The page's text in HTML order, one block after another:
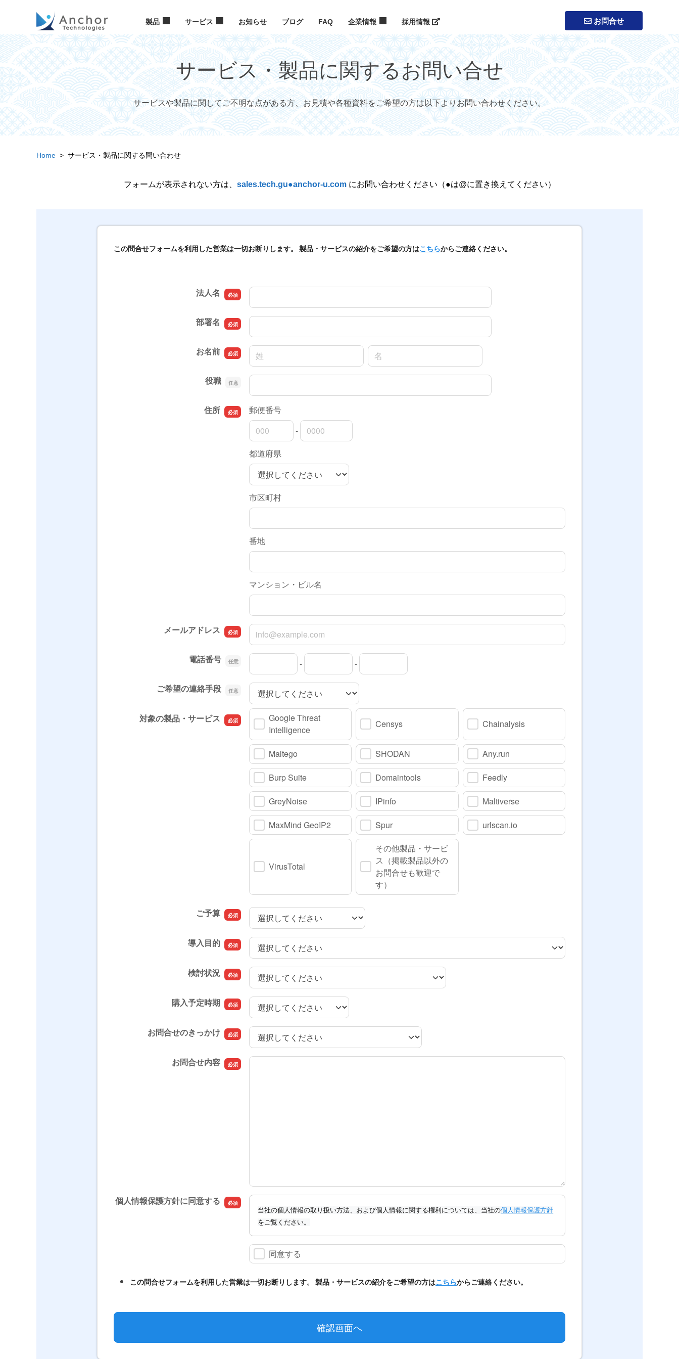
製品 サービス お知らせ ブログ FAQ 企業情報 採用情報 お問合せ
サービス・製品に関するお問い合せ
サービスや製品に関してご不明な点がある方、お見積や各種資料をご希望の方は以下よりお問い合わせください。
Home > サービス・製品に関する問い合わせ
フォームが表示されない方は、 sales.tech.gu●anchor-u.comにお問い合わせください（●は@に置き換えてください）